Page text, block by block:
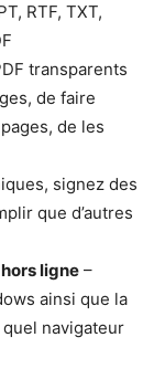
RTF, TXT,
transparents
de faire
de les
signez des
que d’autres
ligne –
ainsi que la
navigateur